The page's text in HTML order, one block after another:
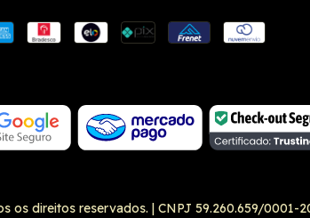
Conexão SSL segura
os direitos reservados.